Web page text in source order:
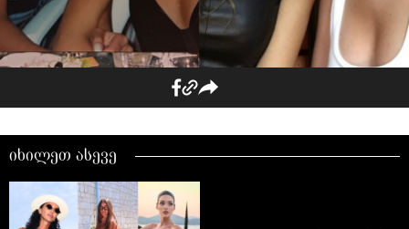
იხილეთ ასევე